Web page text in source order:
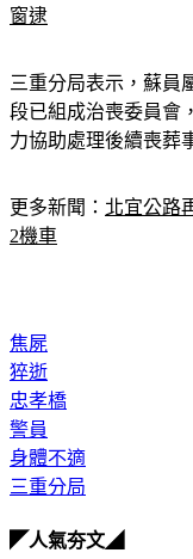
窗逮
三重分局表示，蘇員
段已組成治喪委員會
力協助處理後續喪葬
更多新聞： 北宜公路
2機車
焦屍
猝逝
忠孝橋
警員
身體不適
三重分局
◤人氣夯文◢